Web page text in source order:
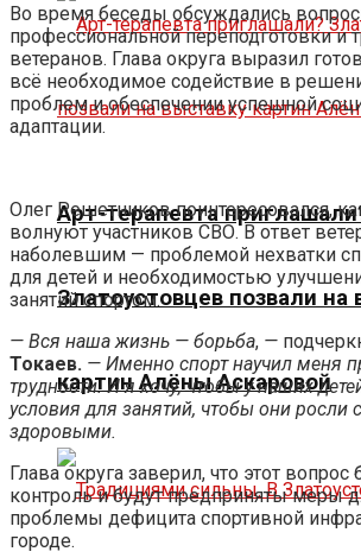
Арт-терапевта
Златоустовцев позвали на
картин Алёны Аскаровой
Во время беседы обсуждались
профессиональной переподготовки и
ветеранов. Глава округа выразил
всё необходимое содействие в
проблем и обеспечении успешной
адаптации.
Олег Решетников поинтересовался,
волнуют участников СВО. В ответ
наболевшим — проблемой нехватки
для детей и необходимостью
занятий спортом.
— Вся наша жизнь — борьба, —
Токаев. — Именно спорт научил меня
трудности. И я хочу, чтобы у наших
условия для занятий, чтобы они росли
здоровыми.
Глава округа заверил, что этот вопрос
контроль и будут предприняты меры
проблемы дефицита спортивной
городе.